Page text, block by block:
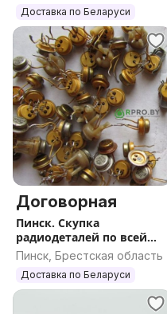
Доставка по Беларуси
Договорная
Пинск. Скупка
радиодеталей по всей
Беларуси
Пинск, Брестская область
Доставка по Беларуси